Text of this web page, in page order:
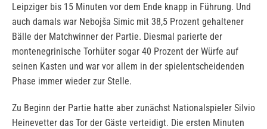
Leipziger bis 15 Minuten vor dem Ende knapp in Führung. Und
auch damals war Nebojša Simic mit 38,5 Prozent gehaltener
Bälle der Matchwinner der Partie. Diesmal parierte der
montenegrinische Torhüter sogar 40 Prozent der Würfe auf
seinen Kasten und war vor allem in der spielentscheidenden
Phase immer wieder zur Stelle.
Zu Beginn der Partie hatte aber zunächst Nationalspieler Silvio
Heinevetter das Tor der Gäste verteidigt. Die ersten Minuten